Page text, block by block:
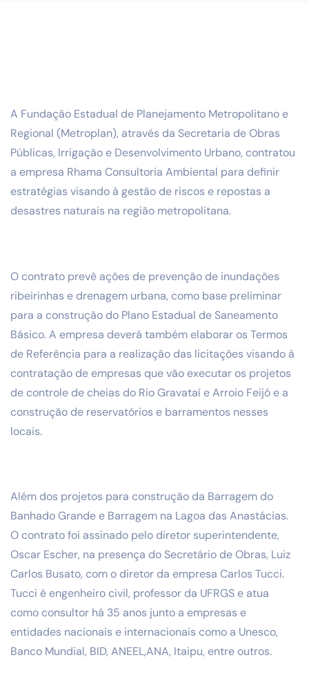
A Fundação Estadual de Planejamento Metropolitano e
Regional (Metroplan), através da Secretaria de Obras
Públicas, Irrigação e Desenvolvimento Urbano, contratou
a empresa Rhama Consultoria Ambiental para definir
estratégias visando à gestão de riscos e repostas a
desastres naturais na região metropolitana.
O contrato prevê ações de prevenção de inundações
ribeirinhas e drenagem urbana, como base preliminar
para a construção do Plano Estadual de Saneamento
Básico. A empresa deverá também elaborar os Termos
de Referência para a realização das licitações visando à
contratação de empresas que vão executar os projetos
de controle de cheias do Rio Gravataí e Arroio Feijó e a
construção de reservatórios e barramentos nesses
locais.
Além dos projetos para construção da Barragem do
Banhado Grande e Barragem na Lagoa das Anastácias.
O contrato foi assinado pelo diretor superintendente,
Oscar Escher, na presença do Secretário de Obras, Luiz
Carlos Busato, com o diretor da empresa Carlos Tucci.
Tucci é engenheiro civil, professor da UFRGS e atua
como consultor há 35 anos junto a empresas e
entidades nacionais e internacionais como a Unesco,
Banco Mundial, BID, ANEEL,ANA, Itaipu, entre outros.